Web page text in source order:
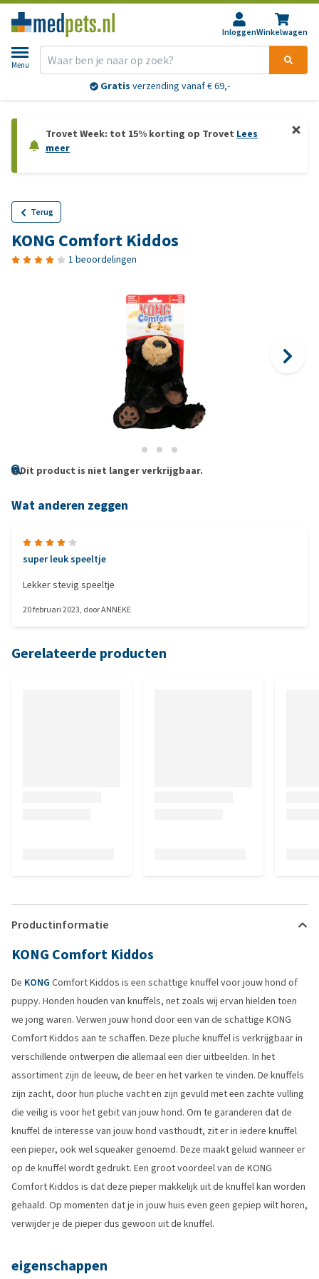
InloggenWinkelwagen
Menu
Gratis verzending vanaf € 69,-
Trovet Week: tot 15% korting op Trovet Lees
meer
Terug
KONG Comfort Kiddos
1 beoordelingen
Dit product is niet langer verkrijgbaar.
Wat anderen zeggen
super leuk speeltje
Lekker stevig speeltje
20 februari 2023, doorANNEKE
Gerelateerde producten
Productinformatie
KONG Comfort Kiddos
De KONG Comfort Kiddos is een schattige knuffel voor jouw hond of
puppy. Honden houden van knuffels, net zoals wij ervan hielden toen
we jong waren. Verwen jouw hond door een van de schattige KONG
Comfort Kiddos aan te schaffen. Deze pluche knuffel is verkrijgbaar in
verschillende ontwerpen die allemaal een dier uitbeelden. In het
assortiment zijn de leeuw, de beer en het varken te vinden. De knuffels
zijn zacht, door hun pluche vacht en zijn gevuld met een zachte vulling
die veilig is voor het gebit van jouw hond. Om te garanderen dat de
knuffel de interesse van jouw hond vasthoudt, zit er in iedere knuffel
een pieper, ook wel squeaker genoemd. Deze maakt geluid wanneer er
op de knuffel wordt gedrukt. Een groot voordeel van de KONG
Comfort Kiddos is dat deze pieper makkelijk uit de knuffel kan worden
gehaald. Op momenten dat je in jouw huis even geen gepiep wilt horen,
verwijder je de pieper dus gewoon uit de knuffel.
eigenschappen